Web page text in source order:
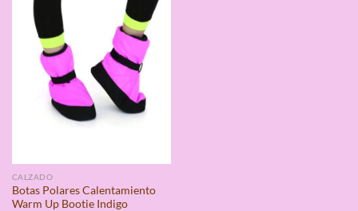
CALZADO
Botas Polares Calentamiento
Warm Up Bootie Indigo